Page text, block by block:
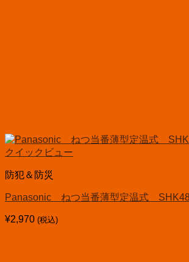
クイックビュー
防犯＆防災
Panasonic ねつ当番薄型定温式
¥2,970 (税込)